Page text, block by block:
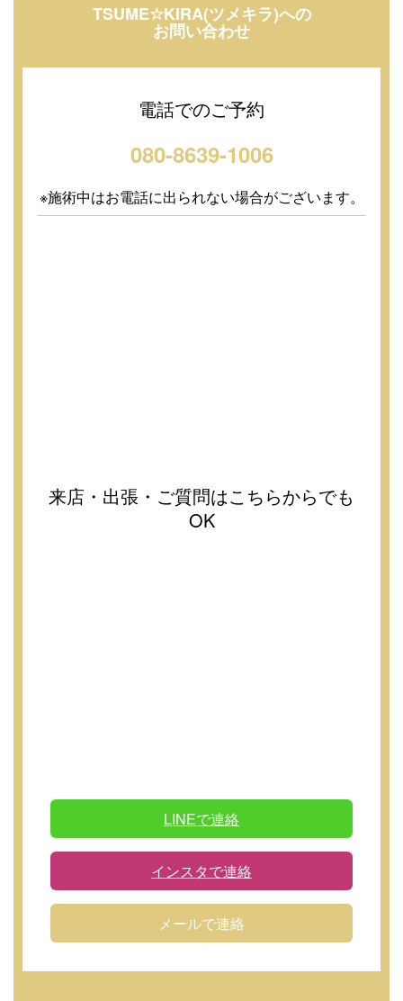
TSUME☆KIRA(ツメキラ)への
お問い合わせ
電話でのご予約
080-8639-1006
※施術中はお電話に出られない場合がございます。
来店・出張・ご質問はこちらからでも
OK
LINEで連絡
インスタで連絡
メールで連絡